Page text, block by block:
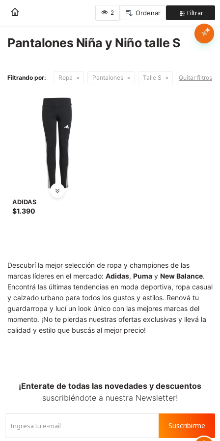
Nota:
este
web
incluye
de
Pantalones Niña y Niño talle S
Filtrando por: Ropa Pantalones Talle S Quitar filtros
ADIDAS
$1.390
Descubrí la mejor selección de ropa y championes de las
marcas líderes en el mercado: Adidas, Puma y New Balance.
Encontrá las últimas tendencias en moda deportiva, ropa casual
y calzado urbano para todos los gustos y estilos. Renová tu
guardarropa y lucí un look único con las mejores marcas del
momento. ¡No te pierdas nuestras ofertas exclusivas y llevá la
calidad y estilo que buscás al mejor precio!
¡Enterate de todas las novedades y descuentos
suscribiéndote a nuestra Newsletter!
Suscribirme
Mujer
Hombre
Accesorios
Novedades